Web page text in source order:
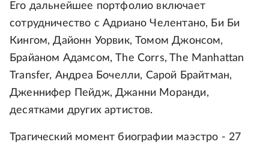
Его дальнейшее портфолио включает
сотрудничество с Адриано Челентано, Би Би
Кингом, Дайонн Уорвик, Томом Джонсом,
Брайаном Адамсом, The Corrs, The Manhattan
Transfer, Андреа Бочелли, Сарой Брайтман,
Дженнифер Пейдж, Джанни Моранди,
десятками других артистов.
Трагический момент биографии маэстро - 27